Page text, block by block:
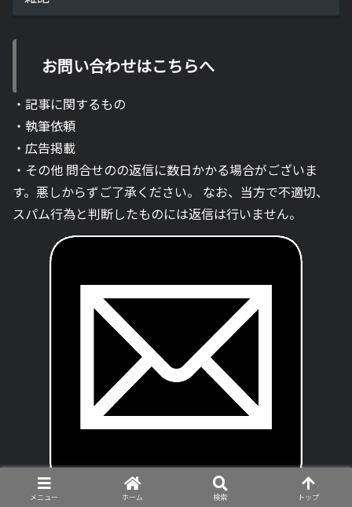
お問い合わせはこちらへ
・記事に関するもの
・執筆依頼
・広告掲載
・その他 問合せのの返信に数日かかる場合がございま
す。悪しからずご了承ください。 なお、当方で不適切、
スパム行為と判断したものには返信は行いません。
メニュー ホーム 検索 トップ